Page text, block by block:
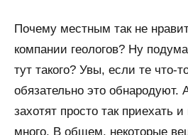
Почему местным так не
компании геологов? Ну
тут такого? Увы, если те что-
обязательно это обнародуют.
захотят просто так приехать
много. В общем, некоторые